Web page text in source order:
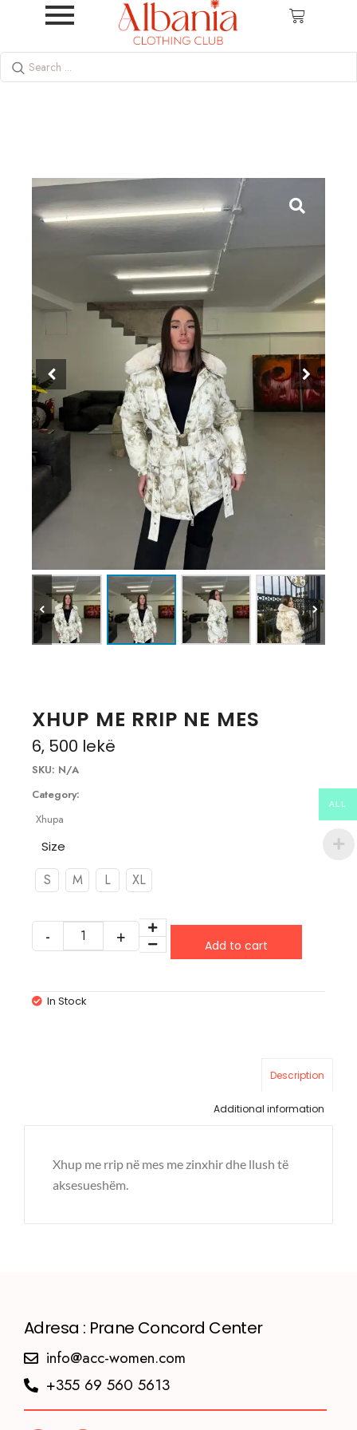
XHUP ME RRIP NE MES
6, 500 lekë
SKU: N/A
Category:
Xhupa
Size
S M L XL
Add to cart
In Stock
Description
Additional information
Xhup me rrip në mes me zinxhir dhe llush të
aksesueshëm.
Adresa : Prane Concord Center
info@acc-women.com
+355 69 560 5613
ALL